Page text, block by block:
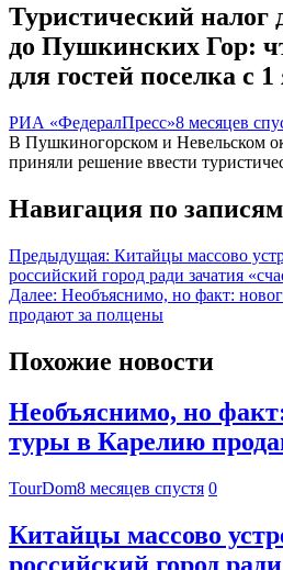
Туристический налог
до Пушкинских Гор:
для гостей поселка с
РИА «ФедералПресс»8 месяцев
В Пушкиногорском и Невельском
приняли решение ввести
Навигация по записям
Предыдущая: Китайцы массово
российский город ради зачатия
Далее: Необъяснимо, но факт:
продают за полцены
Похожие новости
Необъяснимо, но
туры в Карелию
TourDom8 месяцев спустя 0
Китайцы массово